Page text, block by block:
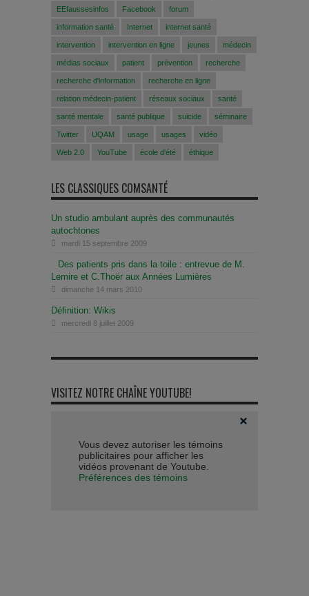
EEfaussesinfos Facebook forum
information santé Internet internet santé
intervention intervention en ligne jeunes médecin
médias sociaux patient prévention recherche
recherche d'information recherche en ligne
relation médecin-patient réseaux sociaux santé
santé mentale santé publique suicide séminaire
Twitter UQAM usage usages vidéo
Web 2.0 YouTube école d'été éthique
LES CLASSIQUES COMSANTÉ
Un studio ambulant auprès des communautés
autochtones
mardi 15 septembre 2009
Des patients pris dans la toile : entrevue de M.
Lemire et C.Thoër aux Années Lumières
dimanche 14 mars 2010
Définition: Wikis
mercredi 8 juillet 2009
VISITEZ NOTRE CHAÎNE YOUTUBE!
Vous devez autoriser les témoins
publicitaires pour afficher les
vidéos provenant de Youtube.
Préférences des témoins